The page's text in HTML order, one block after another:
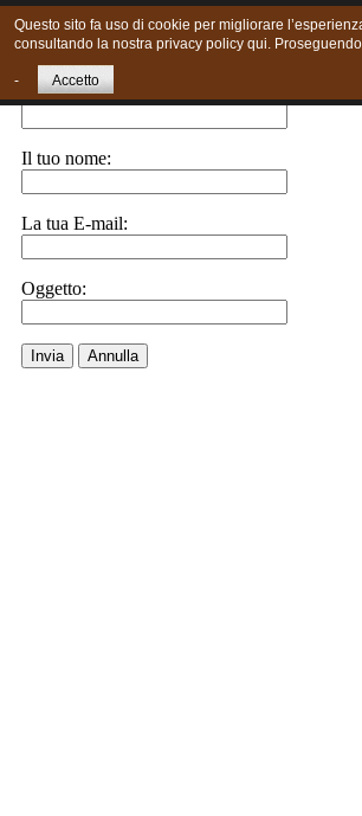
Invia ad un amico.
E-Mail a:
Il tuo nome:
La tua E-mail:
Oggetto:
Invia Annulla
Questo sito fa uso di cookie per migliorare
consultando la nostra privacy policy qui.
- Accetto